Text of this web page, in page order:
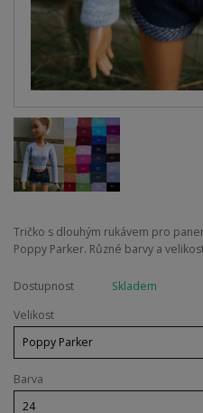
Tričko s dlouhým rukávem pro
Poppy Parker. Různé barvy a
Dostupnost
Skladem
Velikost
Barva